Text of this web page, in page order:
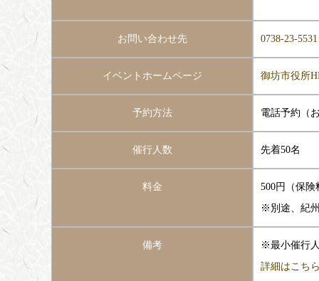
お問い合わせ先 0738-23-5531
イベントホームページ 御坊市役所
予約方法 電話予約（
催行人数 先着50名
料金
500円（保
※別途、紀
備考
※最小催行
詳細はこち